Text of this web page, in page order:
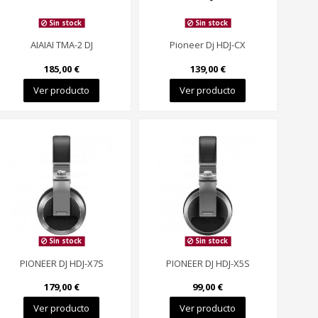
Sin stock
AIAIAI TMA-2 DJ
185,00 €
Ver producto
Sin stock
Pioneer Dj HDJ-CX
139,00 €
Ver producto
Sin stock
PIONEER DJ HDJ-X7S
179,00 €
Ver producto
Sin stock
PIONEER DJ HDJ-X5S
99,00 €
Ver producto